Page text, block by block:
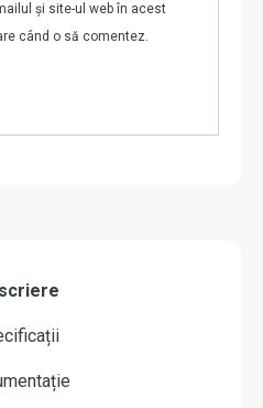
și site-ul web în acest
când o să comentez.